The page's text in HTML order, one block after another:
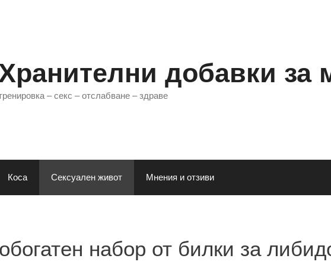
добавки за
– секс – отслабване – здраве
Коса Сексуален живот Мнения и отзиви
набор от билки за